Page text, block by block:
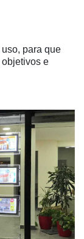
para que
e